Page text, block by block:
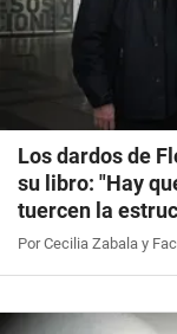
Los dardos de
su libro: "Hay
tuercen la
Por Cecilia Zabala y